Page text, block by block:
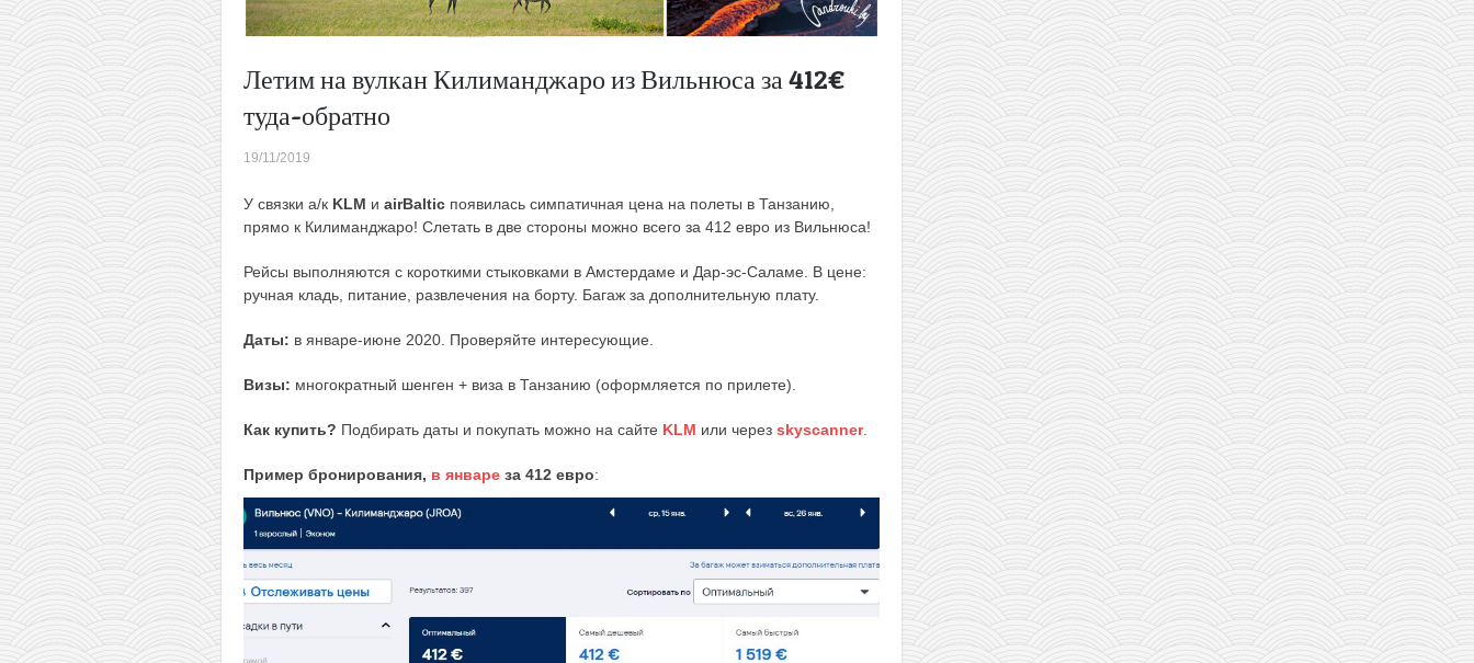
Летим на вулкан Килиманджаро из Вильнюса за 412€
туда-обратно
19/11/2019
У связки а/к KLM и airBaltic появилась симпатичная цена на полеты в Танзанию,
прямо к Килиманджаро! Слетать в две стороны можно всего за 412 евро из Вильнюса!
Рейсы выполняются с короткими стыковками в Амстердаме и Дар-эс-Саламе. В цене:
ручная кладь, питание, развлечения на борту. Багаж за дополнительную плату.
Даты: в январе-июне 2020. Проверяйте интересующие.
Визы: многократный шенген + виза в Танзанию (оформляется по прилете).
Как купить? Подбирать даты и покупать можно на сайте KLM или через skyscanner.
Пример бронирования, в январе за 412 евро: